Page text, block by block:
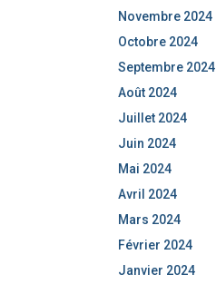
Novembre 2024
Octobre 2024
Septembre 2024
Août 2024
Juillet 2024
Juin 2024
Mai 2024
Avril 2024
Mars 2024
Février 2024
Janvier 2024